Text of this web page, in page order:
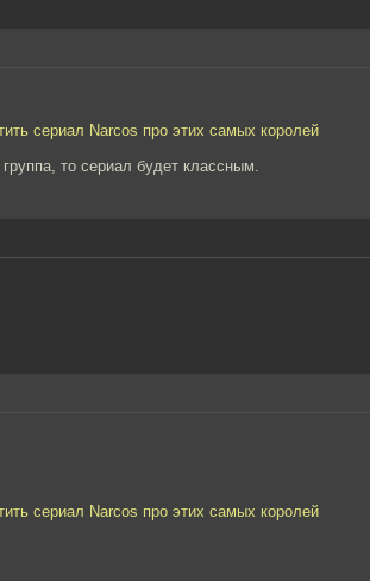
сериал Narcos про этих самых королей
то сериал будет классным.
сериал Narcos про этих самых королей